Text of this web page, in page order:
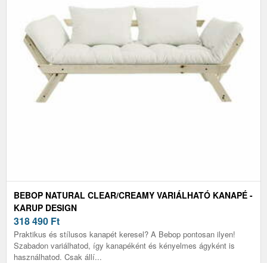
BEBOP NATURAL CLEAR/CREAMY VARIÁLHATÓ KANAPÉ -
KARUP DESIGN
318 490 Ft
Praktikus és stílusos kanapét keresel? A Bebop pontosan ilyen!
Szabadon variálhatod, így kanapéként és kényelmes ágyként is
használhatod. Csak állí...